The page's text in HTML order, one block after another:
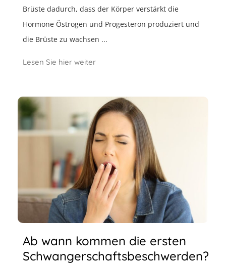
Brüste dadurch, dass der Körper verstärkt die
Hormone Östrogen und Progesteron produziert und
die Brüste zu wachsen ...
Lesen Sie hier weiter
Ab wann kommen die ersten
Schwangerschaftsbeschwerden?